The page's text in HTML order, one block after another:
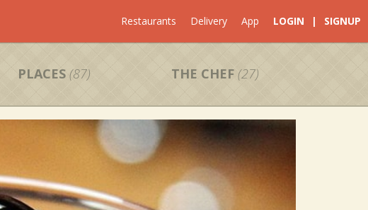
Restaurants Delivery App LOGIN | SIGNUP
PLACES (87) THE CHEF (27)